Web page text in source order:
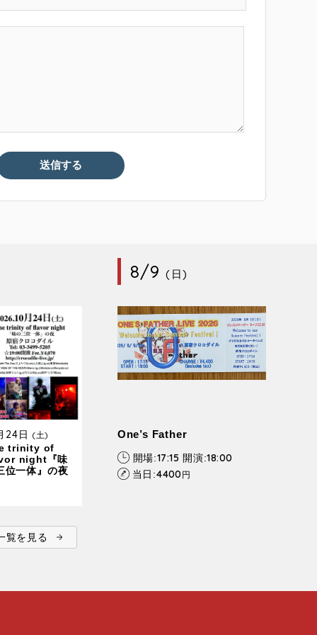
24日 (土)
trinity of
night『味
位一体』の夜
覧を見る
8/9(日)
One’s Father
開場:17:15 開演:18:00
当日:4400 円